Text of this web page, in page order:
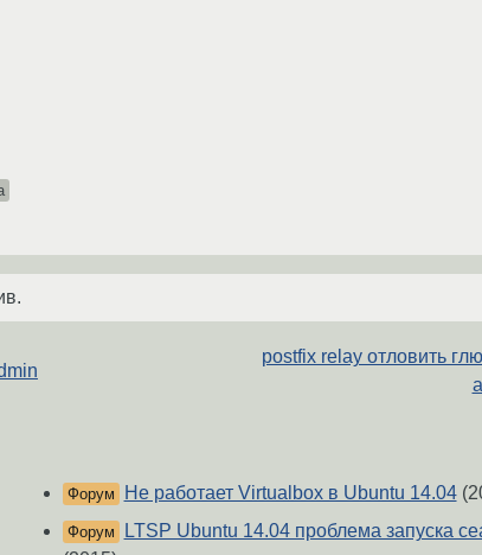
postfix relay отловить
Форум Не работает Virtualbox в Ubuntu 14.04
Форум
LTSP Ubuntu 14.04 проблема запуска